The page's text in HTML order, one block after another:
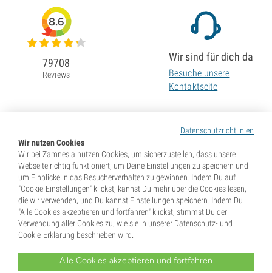
Datenschutzrichtlinien
Wir nutzen Cookies
Wir bei Zamnesia nutzen Cookies, um sicherzustellen, dass unsere
Webseite richtig funktioniert, um Deine Einstellungen zu speichern und
um Einblicke in das Besucherverhalten zu gewinnen. Indem Du auf
"Cookie-Einstellungen" klickst, kannst Du mehr über die Cookies lesen,
die wir verwenden, und Du kannst Einstellungen speichern. Indem Du
"Alle Cookies akzeptieren und fortfahren" klickst, stimmst Du der
Verwendung aller Cookies zu, wie sie in unserer Datenschutz- und
Cookie-Erklärung beschrieben wird.
Alle Cookies akzeptieren und fortfahren
8.6
79708
Reviews
Wir sind für dich da
Besuche unsere
Kontaktseite
* Samen werden als Souvenirs verkauft. In vielen Ländern ist die Keimung von Samen illegal. Informiere